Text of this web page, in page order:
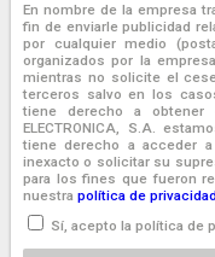
En nombre de la empresa
fin de enviarle publicidad
por cualquier medio
organizados por la
mientras no solicite el
terceros salvo en los
tiene derecho a obtener
ELECTRONICA, S.A.
tiene derecho a acceder
inexacto o solicitar su
para los fines que fueron
nuestra política de
Sí, acepto la política de